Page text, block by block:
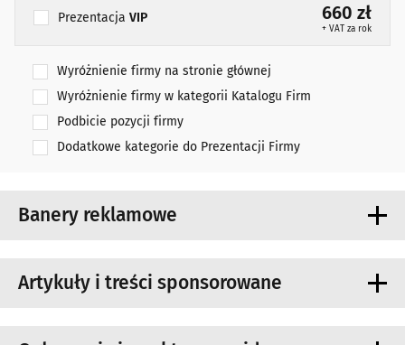
Prezentacja VIP 660 zł
+ VAT za rok
Wyróżnienie firmy na stronie głównej
Wyróżnienie firmy w kategorii Katalogu Firm
Podbicie pozycji firmy
Dodatkowe kategorie do Prezentacji Firmy
Banery reklamowe
Rodzaj emisji
Artykuły i treści sponsorowane